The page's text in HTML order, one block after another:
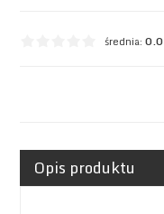
średnia:0.0
Opis produktu